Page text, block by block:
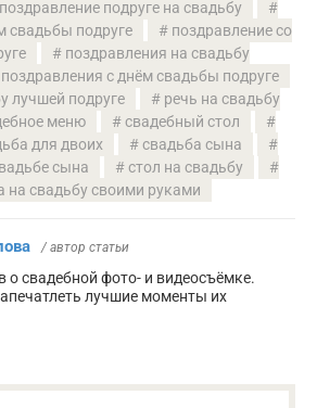
поздравление подруге на свадьбу
свадьбы подруге
поздравление со
поздравления на свадьбу
поздравления с днём свадьбы подруге
лучшей подруге
речь на свадьбу
меню
свадебный стол
для двоих
свадьба сына
сына
стол на свадьбу
на свадьбу своими руками
/ автор статьи
о свадебной фото- и видеосъёмке.
лучшие моменты их